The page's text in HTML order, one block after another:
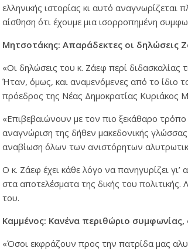
ελληνικής ιστορίας κι αυτό
αίσθηση ότι έχουμε μια ισορροπημένη
Μητσοτάκης: Απαράδεκτες οι δηλώσεις
«Οι δηλώσεις του κ. Ζάεφ περί διδασκαλίας
Ήταν, όμως, και αναμενόμενες από το ίδιο
πρόεδρος της Νέας Δημοκρατίας Κυριάκος
«Επιβεβαιώνουν με τον πιο ξεκάθαρο
αναγνώριση της δήθεν μακεδονικής
αναβίωση όλων των ανιστόρητων
Ο κ. Ζάεφ έχει κάθε λόγο να πανηγυρίζει
στα αποτελέσματα της δικής του
του.
Καμμένος: Κανένα περιθώριο
«Όσοι εκφράζουν προς την πατρίδα μας